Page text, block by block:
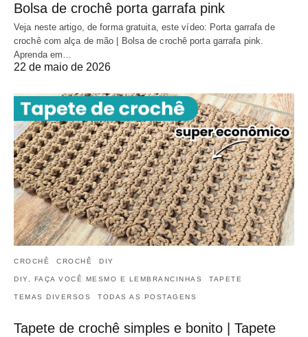
Bolsa de crochê porta garrafa pink
Veja neste artigo, de forma gratuita, este vídeo: Porta garrafa de
crochê com alça de mão | Bolsa de crochê porta garrafa pink.
Aprenda em…
22 de maio de 2026
CROCHÊ CROCHÊ DIY
DIY, FAÇA VOCÊ MESMO E LEMBRANCINHAS TAPETE
TEMAS DIVERSOS TODAS AS POSTAGENS
Tapete de crochê simples e bonito | Tapete